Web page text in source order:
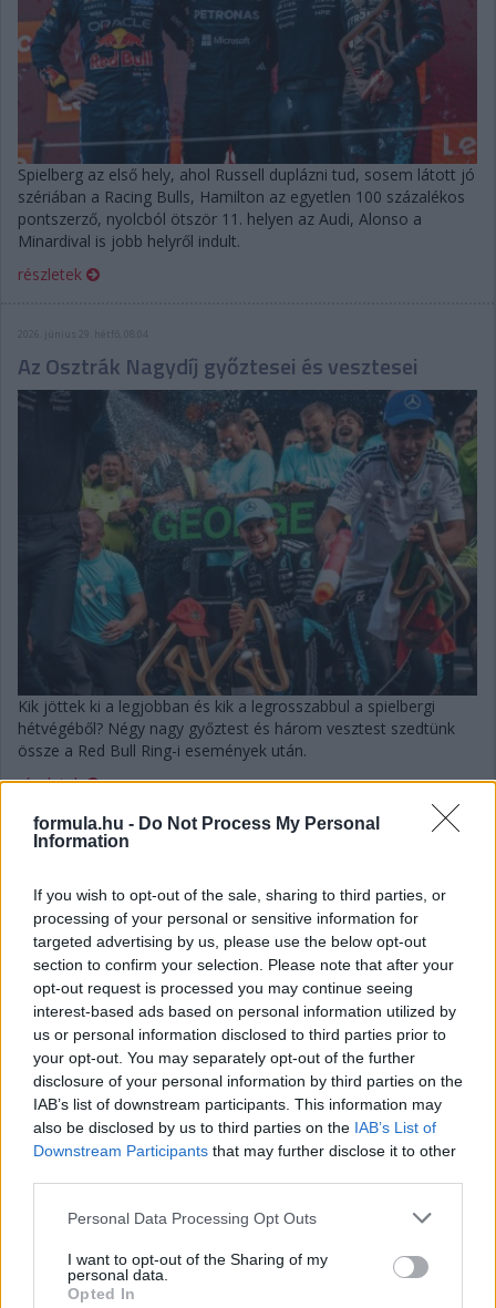
formula.hu - Do Not Process My Personal
Information
If you wish to opt-out of the sale, sharing to third parties, or
processing of your personal or sensitive information for
targeted advertising by us, please use the below opt-out
section to confirm your selection. Please note that after your
opt-out request is processed you may continue seeing
interest-based ads based on personal information utilized by
us or personal information disclosed to third parties prior to
your opt-out. You may separately opt-out of the further
disclosure of your personal information by third parties on the
IAB’s list of downstream participants. This information may
also be disclosed by us to third parties on the IAB’s List of
Downstream Participants that may further disclose it to other
Please note that this website/app uses one or more Google
not limited to your visit or usage behaviour. You may click to
grant or deny consent to Google and its third-party tags to
Personal Data Processing Opt Outs
I want to opt-out of the Sharing of my
personal data.
Opted In
Spielberg az első hely, ahol Russell duplázni tud, sosem látott jó
szériában a Racing Bulls, Hamilton az egyetlen 100 százalékos
pontszerző, nyolcból ötször 11. helyen az Audi, Alonso a
Minardival is jobb helyről indult.
részletek
2026. június 29. hétfő, 08:04
Az Osztrák Nagydíj győztesei és vesztesei
Kik jöttek ki a legjobban és kik a legrosszabbul a spielbergi
hétvégéből? Négy nagy győztest és három vesztest szedtünk
össze a Red Bull Ring-i események után.
részletek
2026. június 28. vasárnap, 08:21
És miért volt eleinte csak szimpla sárga zászlós jelzés
címben feltett kérdésre a telemetria ad választ.
részletek